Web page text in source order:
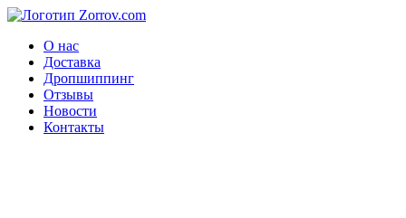
О нас
Доставка
Дропшиппинг
Отзывы
Новости
Контакты